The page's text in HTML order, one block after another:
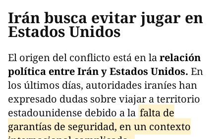
Irán busca evitar jugar en
Estados Unidos
El origen del conflicto está en larelación
política entre Irán y Estados Unidos. En
los últimos días, autoridades iraníes han
expresado dudas sobre viajar a territorio
estadounidense debido a la falta de
garantías de seguridad, en un contexto